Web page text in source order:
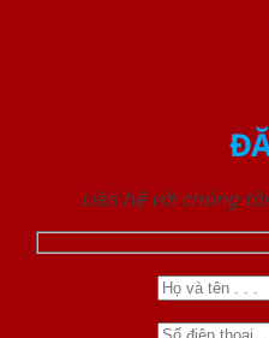
Liên hệ với chúng